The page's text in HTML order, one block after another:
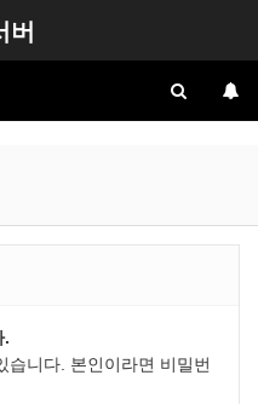
버
.
습니다. 본인이라면 비밀번